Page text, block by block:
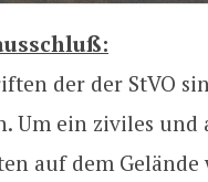
der der StVO
Um ein ziviles und
auf dem Gelände